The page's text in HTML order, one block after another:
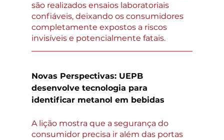
são realizados ensaios laboratoriais
confiáveis, deixando os consumidores
completamente expostos a riscos
invisíveis e potencialmente fatais.
Novas Perspectivas: UEPB
desenvolve tecnologia para
identificar metanol em bebidas
A lição mostra que a segurança do
consumidor precisa ir além das portas